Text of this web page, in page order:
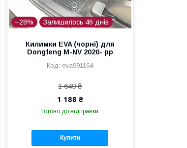
–28% Залишилось 46 днів
Килимки EVA (чорні) для
Dongfeng M-NV 2020- рр
eva991164
1 649 ₴
1 188 ₴
Готово до відправки
Купити